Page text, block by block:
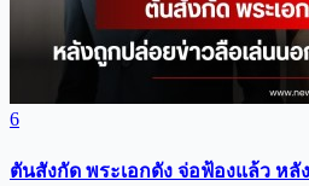
6
ตันสังกัด พระเอกดัง จ่อฟ้องแล้ว ห